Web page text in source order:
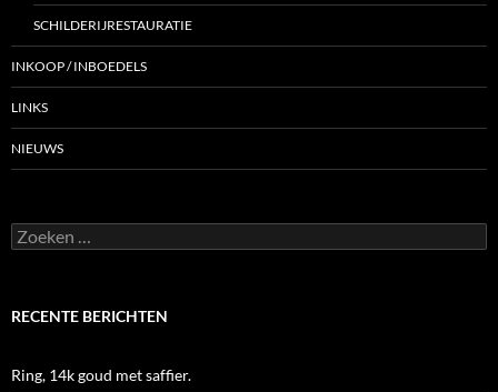
SCHILDERIJRESTAURATIE
INKOOP / INBOEDELS
LINKS
NIEUWS
Zoeken
naar:
RECENTE BERICHTEN
Ring, 14k goud met saffier.